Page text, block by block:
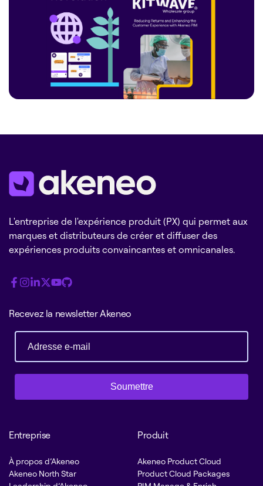
L'entreprise de l'expérience produit (PX) qui permet aux
marques et distributeurs de créer et diffuser des
expériences produits convaincantes et omnicanales.
Recevez la newsletter Akeneo
Soumettre
Entreprise
À propos d’Akeneo
Akeneo North Star
Produit
Akeneo Product Cloud
Product Cloud Packages